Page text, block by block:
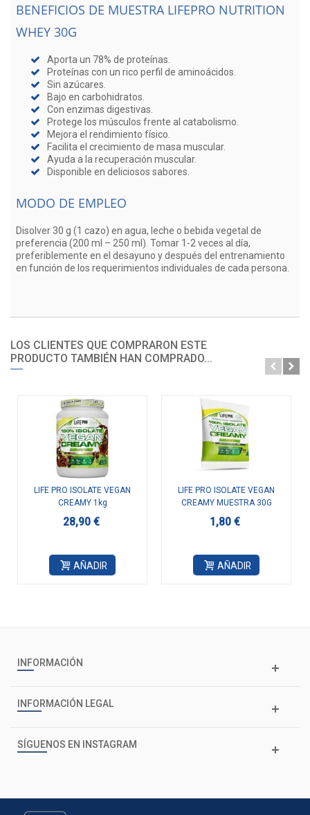
BENEFICIOS DE MUESTRA LIFEPRO NUTRITION
WHEY 30G
Aporta un 78% de proteínas.
Proteínas con un rico perfil de aminoácidos.
Sin azúcares.
Bajo en carbohidratos.
Con enzimas digestivas.
Protege los músculos frente al catabolismo.
Mejora el rendimiento físico.
Facilita el crecimiento de masa muscular.
Ayuda a la recuperación muscular.
Disponible en deliciosos sabores.
MODO DE EMPLEO
Disolver 30 g (1 cazo) en agua, leche o bebida vegetal de
preferencia (200 ml – 250 ml). Tomar 1-2 veces al día,
preferiblemente en el desayuno y después del entrenamiento
en función de los requerimientos individuales de cada persona.
LOS CLIENTES QUE COMPRARON ESTE
PRODUCTO TAMBIÉN HAN COMPRADO...
LIFE PRO ISOLATE VEGAN
CREAMY 1kg
28,90 €
AÑADIR
LIFE PRO ISOLATE VEGAN
CREAMY MUESTRA 30G
1,80 €
AÑADIR
INFORMACIÓN
INFORMACIÓN LEGAL
SÍGUENOS EN INSTAGRAM